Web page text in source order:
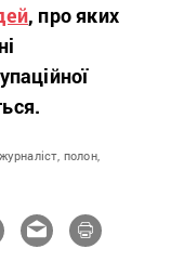
, про яких
журналіст, полон,